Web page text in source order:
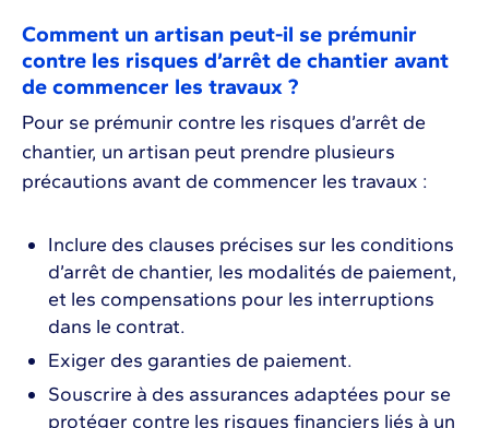
Comment un artisan peut-il se prémunir
contre les risques d’arrêt de chantier avant
de commencer les travaux ?
Pour se prémunir contre les risques d’arrêt de
chantier, un artisan peut prendre plusieurs
précautions avant de commencer les travaux :
Inclure des clauses précises sur les conditions
d’arrêt de chantier, les modalités de paiement,
et les compensations pour les interruptions
dans le contrat.
Exiger des garanties de paiement.
Souscrire à des assurances adaptées pour se
protéger contre les risques financiers liés à un